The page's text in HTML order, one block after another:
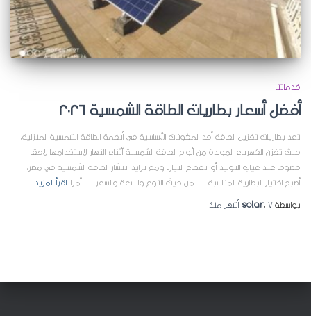
خدماتنا
أفضل أسعار بطاريات الطاقة الشمسية 2026
تعد بطاريات تخزين الطاقة أحد المكونات الأساسية في أنظمة الطاقة الشمسية المنزلية،
حيث تخزن الكهرباء المولدة من ألواح الطاقة الشمسية أثناء النهار لاستخدامها لاحقا
خصوصا عند غياب التوليد أو انقطاع التيار. ومع تزايد انتشار الطاقة الشمسية في مصر،
أصبح اختيار البطارية المناسبة — من حيث النوع والسعة والسعر — أمرا اقرأ المزيد
بواسطة
solar، 7 أشهر منذ